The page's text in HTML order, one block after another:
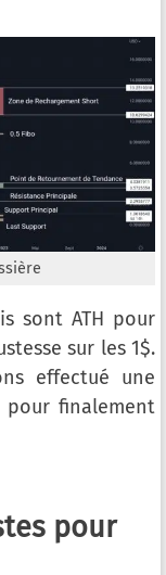
sont ATH pour
sur les 1$.
effectué une
pour finalement
pour